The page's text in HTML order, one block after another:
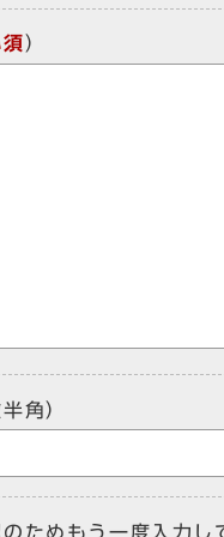
）
角）
ためもう一度入力し